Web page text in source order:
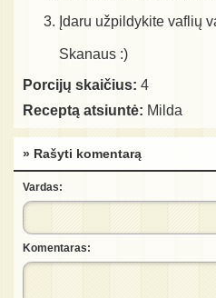
Įdaru užpildykite vaflių
Skanaus :)
Porcijų skaičius: 4
Receptą atsiuntė: Milda
» Rašyti komentarą
Vardas:
Komentaras: